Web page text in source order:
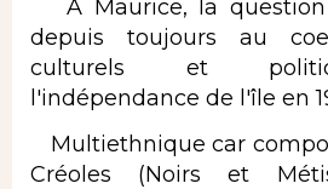
A Maurice, la
depuis toujours au
culturels et
l'indépendance de l'île en
Multiethnique car
Créoles (Noirs et